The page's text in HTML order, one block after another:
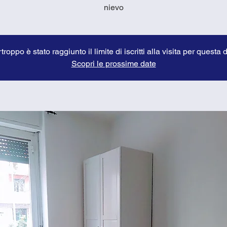
nievo
è stato raggiunto il limite di iscritti alla visita per questa
Scopri le prossime date